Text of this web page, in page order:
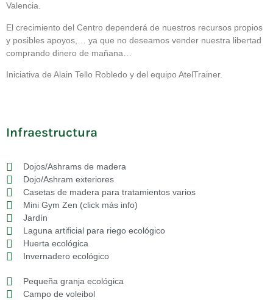
Valencia.
El crecimiento del Centro dependerá de nuestros recursos propios
y posibles apoyos,… ya que no deseamos vender nuestra libertad
comprando dinero de mañana…
Iniciativa de Alain Tello Robledo y del equipo AtelTrainer.
Infraestructura
Dojos/Ashrams de madera
Dojo/Ashram exteriores
Casetas de madera para tratamientos varios
Mini Gym Zen (click más info)
Jardín
Laguna artificial para riego ecológico
Huerta ecológica
Invernadero ecológico
Pequeña granja ecológica
Campo de voleibol